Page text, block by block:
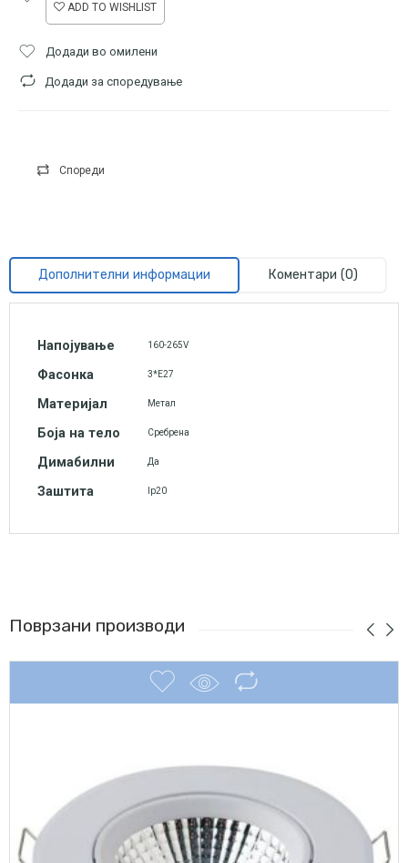
ADD TO WISHLIST
Додади во омилени
Додади за споредување
Спореди
Дополнителни информации Коментари (0)
Напојување 160-265V
Фасонка 3*Е27
Материјал Метал
Боја на тело Сребрена
Димабилни Да
Заштита Ip20
Поврзани производи